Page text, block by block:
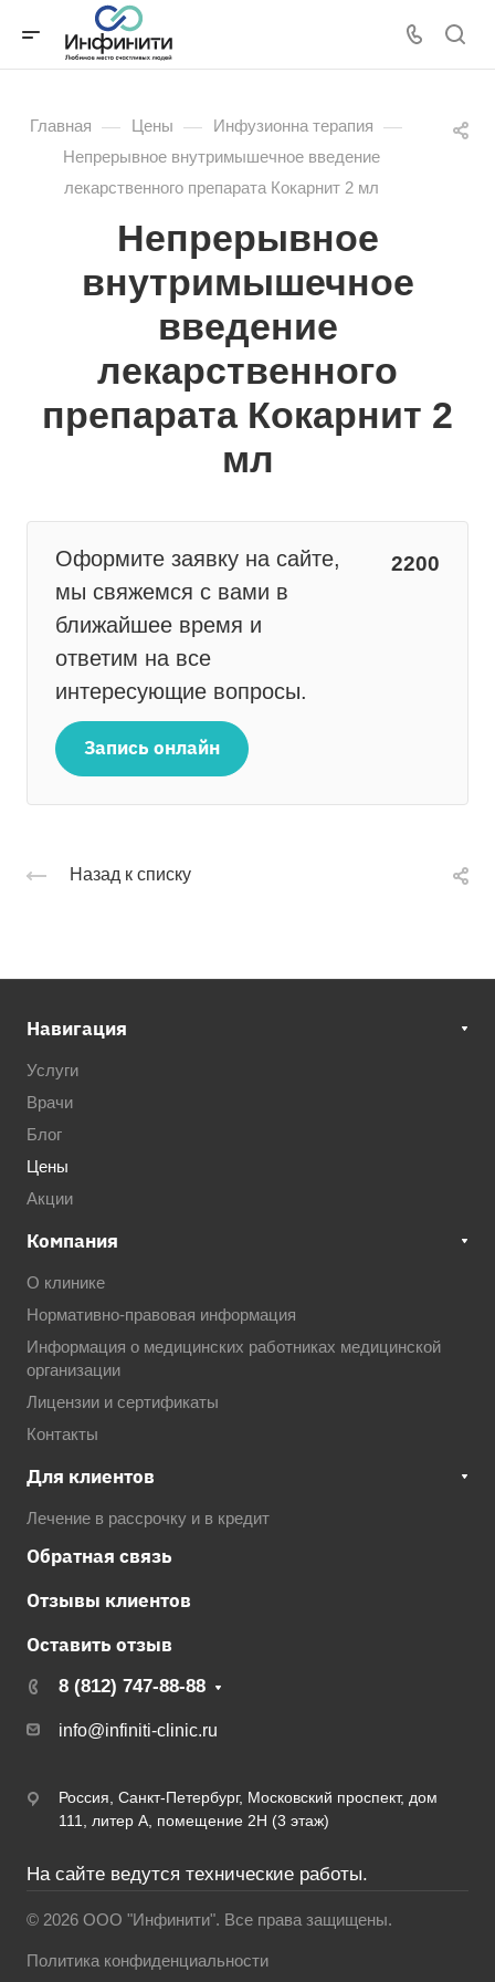
Главная — Цены — Инфузионна терапия —
Непрерывное внутримышечное введение
лекарственного препарата Кокарнит 2 мл
Непрерывное
внутримышечное
введение
лекарственного
препарата Кокарнит 2
мл
Оформите заявку на сайте,
мы свяжемся с вами в
ближайшее время и
ответим на все
интересующие вопросы.
2200
Запись онлайн
Назад к списку
Навигация
Услуги
Врачи
Блог
Цены
Акции
Компания
О клинике
Нормативно-правовая информация
Информация о медицинских работниках медицинской
организации
Лицензии и сертификаты
Контакты
Для клиентов
Лечение в рассрочку и в кредит
Обратная связь
Отзывы клиентов
Оставить отзыв
8 (812) 747-88-88
info@infiniti-clinic.ru
Россия, Санкт-Петербург, Московский проспект, дом
111, литер А, помещение 2Н (3 этаж)
На сайте ведутся технические работы.
© 2026 ООО "Инфинити". Все права защищены.
Политика конфиденциальности